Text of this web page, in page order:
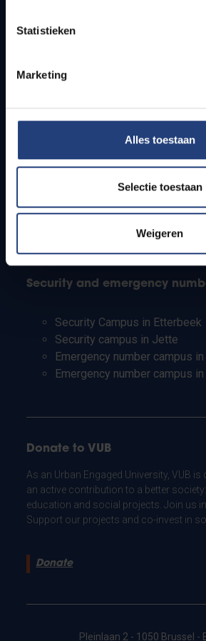
Statistieken
Marketing
Alles toestaan
Selectie toestaan
Weigeren
How to get to the VUB
Students
PhD students
Teachers and secondary
Working students
Security and emergency
Security Campus in Etterbeek
Security campus in Jette
Emergency number campus
Emergency number campus
Donate to VUB
As an Urban Engaged University, VUB
an active contribution to a better
education and social projects. Join us
Support our projects and co-invest in
Donate
Pleinlaan 2 - 1050 Brussel -